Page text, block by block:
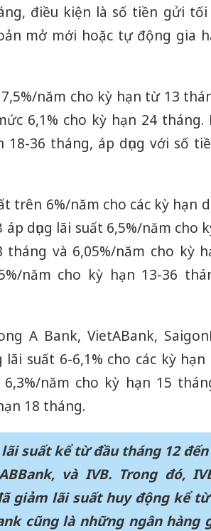
điều kiện là số tiền gửi
mở mới hoặc tự động gia
năm cho kỳ hạn từ 13
6,1% cho kỳ hạn 24 tháng.
36 tháng, áp dụng với số
trên 6%/năm cho các kỳ hạn
dụng lãi suất 6,5%/năm cho
và 6,05%/năm cho kỳ
năm cho kỳ hạn 13-36
A Bank, VietABank,
lãi suất 6-6,1% cho các kỳ
năm cho kỳ hạn 15
18 tháng.
suất kể từ đầu tháng 12 đến
và IVB. Trong đó,
giảm lãi suất huy động kể
cũng là những ngân hàng